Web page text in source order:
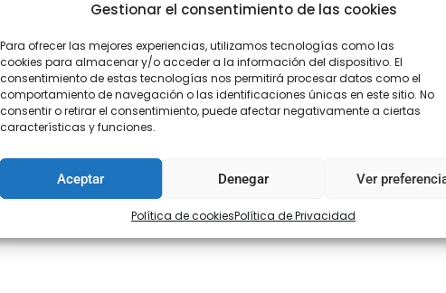
Gestionar el consentimiento de las cookies
Para ofrecer las mejores experiencias, utilizamos tecnologías como las
cookies para almacenar y/o acceder a la información del dispositivo. El
consentimiento de estas tecnologías nos permitirá procesar datos como el
comportamiento de navegación o las identificaciones únicas en este sitio. No
consentir o retirar el consentimiento, puede afectar negativamente a ciertas
características y funciones.
Aceptar Denegar Ver
Política de cookiesPolítica de Privacidad
Valoraciones (0)
flamencas